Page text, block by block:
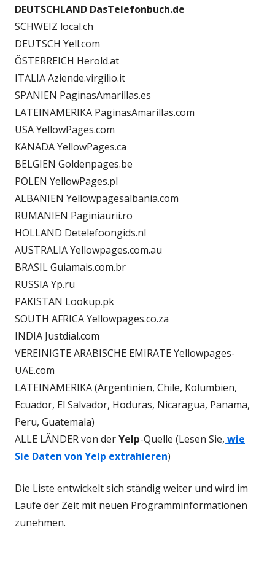
DEUTSCHLAND DasTelefonbuch.de
SCHWEIZ local.ch
DEUTSCH Yell.com
ÖSTERREICH Herold.at
ITALIA Aziende.virgilio.it
SPANIEN PaginasAmarillas.es
LATEINAMERIKA PaginasAmarillas.com
USA YellowPages.com
KANADA YellowPages.ca
BELGIEN Goldenpages.be
POLEN YellowPages.pl
ALBANIEN Yellowpagesalbania.com
RUMANIEN Paginiaurii.ro
HOLLAND Detelefoongids.nl
AUSTRALIA Yellowpages.com.au
BRASIL Guiamais.com.br
RUSSIA Yp.ru
PAKISTAN Lookup.pk
SOUTH AFRICA Yellowpages.co.za
INDIA Justdial.com
VEREINIGTE ARABISCHE EMIRATE Yellowpages-
UAE.com
LATEINAMERIKA (Argentinien, Chile, Kolumbien,
Ecuador, El Salvador, Hoduras, Nicaragua, Panama,
Peru, Guatemala)
ALLE LÄNDER von derYelp-Quelle (Lesen Sie, wie
Sie Daten von Yelp extrahieren)
Die Liste entwickelt sich ständig weiter und wird im
Laufe der Zeit mit neuen Programminformationen
zunehmen.